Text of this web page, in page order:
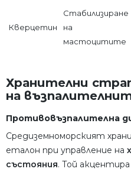
Кверцетин
Стабилизиране
на
мастоцитите
Хранителни
на
Противовъзпалителна
Средиземноморският
еталон при управление на
състояния. Той